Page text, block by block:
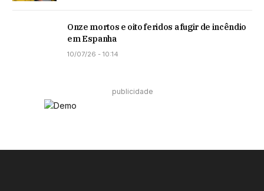
Onze mortos e oito feridos a fugir de incêndio
em Espanha
10/07/26 - 10:14
publicidade